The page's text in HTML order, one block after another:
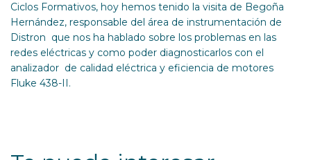
Ciclos Formativos, hoy hemos tenido la visita de Begoña
Hernández, responsable del área de instrumentación de
Distron que nos ha hablado sobre los problemas en las
redes eléctricas y como poder diagnosticarlos con el
analizador de calidad eléctrica y eficiencia de motores
Fluke 438-II.